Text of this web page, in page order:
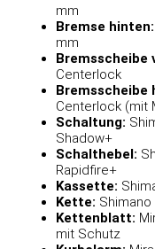
mm
Bremse hinten:
mm
Bremsscheibe
Centerlock
Bremsscheibe
Centerlock (mit
Schaltung:
Shadow+
Schalthebel:
Rapidfire+
Kassette:
Kette: Shimano
Kettenblatt:
mit Schutz